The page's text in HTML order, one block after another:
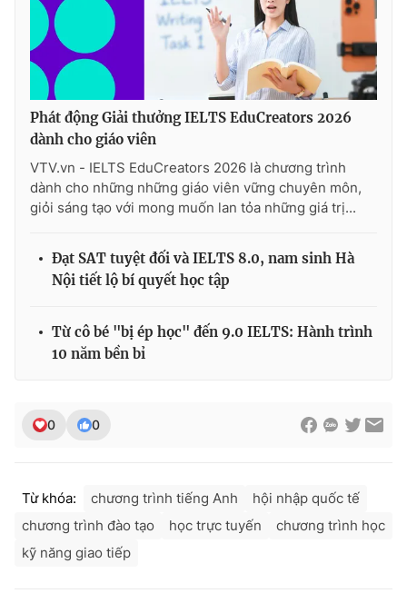
Phát động Giải thưởng IELTS EduCreators 2026
dành cho giáo viên
VTV.vn - IELTS EduCreators 2026 là chương trình
dành cho những những giáo viên vững chuyên môn,
giỏi sáng tạo với mong muốn lan tỏa những giá trị...
Đạt SAT tuyệt đối và IELTS 8.0, nam sinh Hà
Nội tiết lộ bí quyết học tập
Từ cô bé "bị ép học" đến 9.0 IELTS: Hành trình
10 năm bền bỉ
0 0
Từ khóa: chương trình tiếng Anh
hội nhập quốc tế
chương trình đào tạo
học trực tuyến
chương trình học
kỹ năng giao tiếp